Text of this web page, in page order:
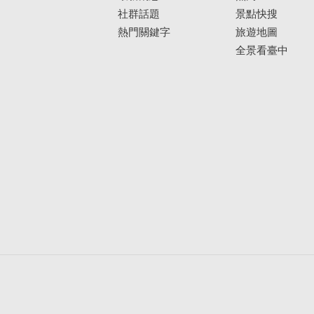
社群話題
熱門關鍵字
景點快搜
旅遊地圖
全景看臺中